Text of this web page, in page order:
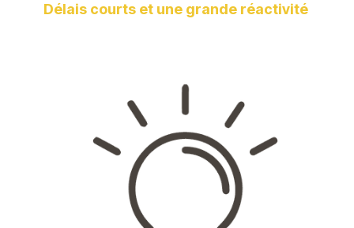
Délais courts et une grande réactivité